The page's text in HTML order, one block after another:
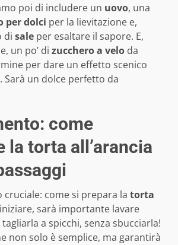
poi di includere un uovo, una
per dolci per la lievitazione e,
di sale per esaltare il sapore. E,
un po’ di zucchero a velo da
per dare un effetto scenico
un dolce perfetto da
come
la torta all’arancia
cruciale: come si prepara la torta
sarà importante lavare
tagliarla a spicchi, senza sbucciarla!
non solo è semplice, ma garantirà